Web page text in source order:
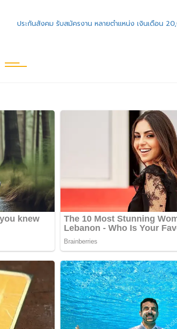
ประกันสังคม รับสมัครงาน หลายตำแหน่ง เงินเดือน